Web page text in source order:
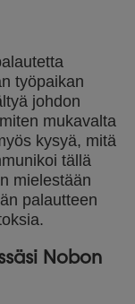
työpaikan
johdon
mukavalta
kysyä, mitä
tällä
mielestään
palautteen
Nobon